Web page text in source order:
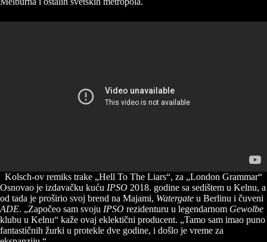
Kolsch-ov remiks trake „Hell To The Liars“, za „London Grammar“
Osnovao je izdavačku kuću IPSO 2018. godine sa sedištem u Kelnu, a
od tada je proširio svoj brend na Majami, Watergate u Berlinu i čuveni
ADE. „Započeo sam svoju IPSO rezidenturu u legendarnom Gewolbe
klubu u Kelnu“ kaže ovaj eklektični producent. „Tamo sam imao puno
fantastičnih žurki u protekle dve godine, i došlo je vreme za